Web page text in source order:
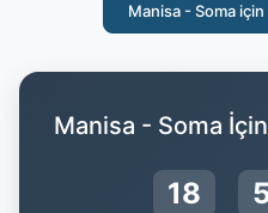
Manisa - Soma
Manisa - Soma
18